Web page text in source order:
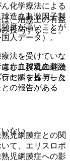
化学療法による
造血刺激因子製
度が高いことが
人データ）。
法を受けていな
赤血球造血刺激
セボを投与した
の報告がある
児網膜症との関
て、エリスロポ
児網膜症への影
、治療上の有益
投与すること。
し、授乳の継続
に関するデータ
ない。